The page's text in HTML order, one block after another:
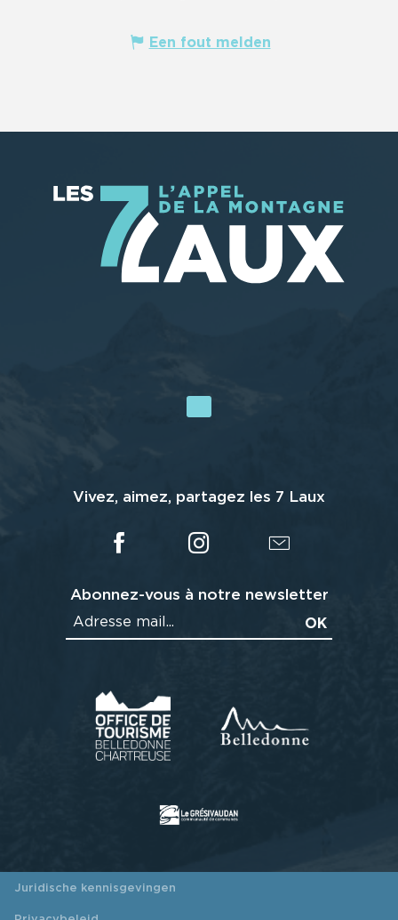
Een fout melden
Vivez, aimez, partagez les 7 Laux
Abonnez-vous à notre newsletter
Juridische kennisgevingen